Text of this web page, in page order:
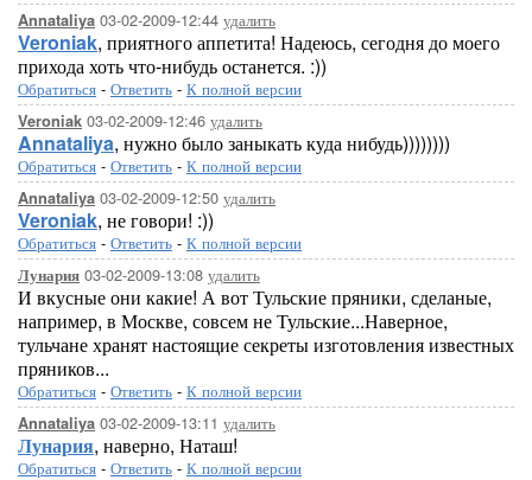
Annataliya 03-02-2009-12:44 удалить
Veroniak, приятного аппетита! Надеюсь, сегодня до моего
прихода хоть что-нибудь останется. :))
Обратиться - Ответить - К полной версии
Veroniak 03-02-2009-12:46 удалить
Annataliya, нужно было заныкать куда нибудь))))))))
Обратиться - Ответить - К полной версии
Annataliya 03-02-2009-12:50 удалить
Veroniak, не говори! :))
Обратиться - Ответить - К полной версии
Лунария 03-02-2009-13:08 удалить
И вкусные они какие! А вот Тульские пряники, сделаные,
например, в Москве, совсем не Тульские...Наверное,
тульчане хранят настоящие секреты изготовления известных
пряников...
Обратиться - Ответить - К полной версии
Annataliya 03-02-2009-13:11 удалить
Лунария, наверно, Наташ!
Обратиться - Ответить - К полной версии